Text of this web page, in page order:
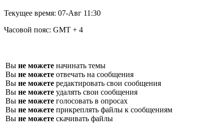
Текущее время: 07-Авг 11:30
Часовой пояс: GMT + 4
Вы не можете начинать темы
Вы не можете отвечать на сообщения
Вы не можете редактировать свои сообщения
Вы не можете удалять свои сообщения
Вы не можете голосовать в опросах
Вы не можете прикреплять файлы к сообщениям
Вы не можете скачивать файлы